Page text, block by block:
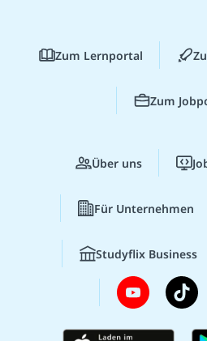
Zum Lernportal
Zum
Über uns
Für Unternehmen
Studyflix Business